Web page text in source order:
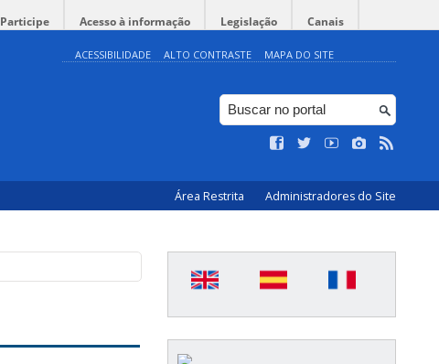
Participe Acesso à informação Legislação Canais
ACESSIBILIDADE ALTO CONTRASTE MAPA DO SITE
Área Restrita Administradores do Site